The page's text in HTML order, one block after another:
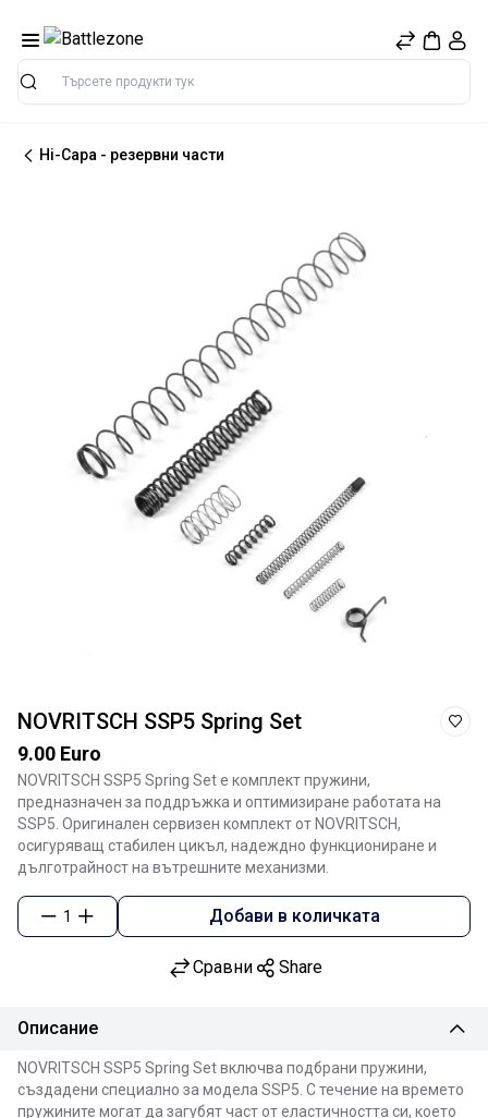
Търсене
Hi-Capa - резервни части
NOVRITSCH SSP5 Spring Set
9.00 Euro
NOVRITSCH SSP5 Spring Set е комплект пружини,
предназначен за поддръжка и оптимизиране работата на
SSP5. Оригинален сервизен комплект от NOVRITSCH,
осигуряващ стабилен цикъл, надеждно функциониране и
дълготрайност на вътрешните механизми.
1 Добави в количката
Сравни Share
Описание
NOVRITSCH SSP5 Spring Set включва подбрани пружини,
създадени специално за модела SSP5. С течение на времето
пружините могат да загубят част от еластичността си, което